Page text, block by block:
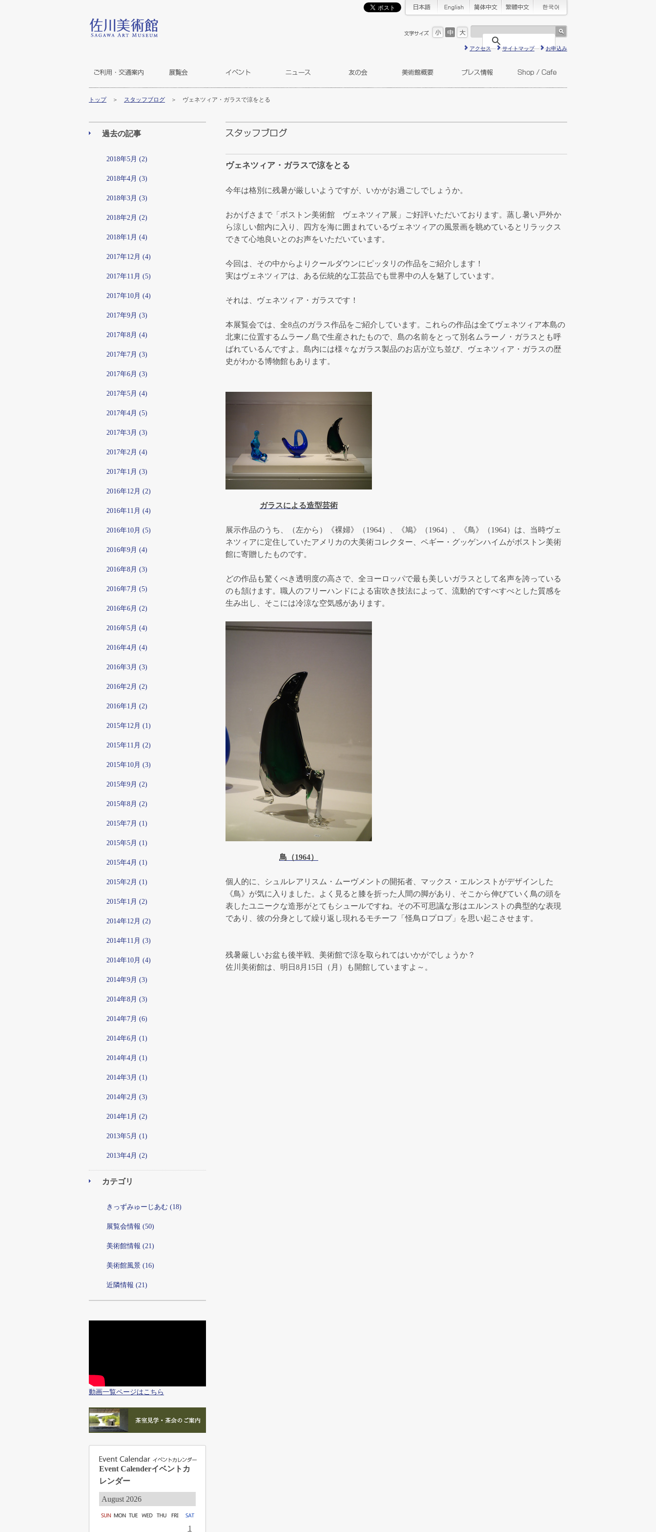
アクセス サイトマップ お申込み
トップ＞ スタッフブログ ＞ ヴェネツィア・ガラスで涼をとる
過去の記事
2018年5月 (2)
2018年4月 (3)
2018年3月 (3)
2018年2月 (2)
2018年1月 (4)
2017年12月 (4)
2017年11月 (5)
2017年10月 (4)
2017年9月 (3)
2017年8月 (4)
2017年7月 (3)
2017年6月 (3)
2017年5月 (4)
2017年4月 (5)
2017年3月 (3)
2017年2月 (4)
2017年1月 (3)
2016年12月 (2)
2016年11月 (4)
2016年10月 (5)
2016年9月 (4)
2016年8月 (3)
2016年7月 (5)
2016年6月 (2)
2016年5月 (4)
2016年4月 (4)
2016年3月 (3)
2016年2月 (2)
2016年1月 (2)
2015年12月 (1)
2015年11月 (2)
2015年10月 (3)
2015年9月 (2)
2015年8月 (2)
2015年7月 (1)
2015年5月 (1)
2015年4月 (1)
2015年2月 (1)
2015年1月 (2)
2014年12月 (2)
2014年11月 (3)
2014年10月 (4)
2014年9月 (3)
2014年8月 (3)
2014年7月 (6)
2014年6月 (1)
2014年4月 (1)
2014年3月 (1)
2014年2月 (3)
2014年1月 (2)
2013年5月 (1)
2013年4月 (2)
カテゴリ
きっずみゅーじあむ (18)
展覧会情報 (50)
美術館情報 (21)
美術館風景 (16)
近隣情報 (21)
動画一覧ページはこちら
Event Calenderイベントカ
レンダー
August 2026
1
ヴェネツィア・ガラスで涼をとる
今年は格別に残暑が厳しいようですが、いかがお過ごしでしょうか。
おかげさまで「ボストン美術館 ヴェネツィア展」ご好評いただいております。蒸し暑い戸外か
ら涼しい館内に入り、四方を海に囲まれているヴェネツィアの風景画を眺めているとリラックス
できて心地良いとのお声をいただいています。
今回は、その中からよりクールダウンにピッタリの作品をご紹介します！
実はヴェネツィアは、ある伝統的な工芸品でも世界中の人を魅了しています。
それは、ヴェネツィア・ガラスです！
本展覧会では、全8点のガラス作品をご紹介しています。これらの作品は全てヴェネツィア本島の
北東に位置するムラーノ島で生産されたもので、島の名前をとって別名ムラーノ・ガラスとも呼
ばれているんですよ。島内には様々なガラス製品のお店が立ち並び、ヴェネツィア・ガラスの歴
史がわかる博物館もあります。
ガラスによる造型芸術
展示作品のうち、（左から）《裸婦》（1964）、《鳩》（1964）、《鳥》（1964）は、当時ヴェ
ネツィアに定住していたアメリカの大美術コレクター、ペギー・グッゲンハイムがボストン美術
館に寄贈したものです。
どの作品も驚くべき透明度の高さで、全ヨーロッパで最も美しいガラスとして名声を誇っている
のも頷けます。職人のフリーハンドによる宙吹き技法によって、流動的ですべすべとした質感を
生み出し、そこには冷涼な空気感があります。
鳥（1964）
個人的に、シュルレアリスム・ムーヴメントの開拓者、マックス・エルンストがデザインした
《鳥》が気に入りました。よく見ると膝を折った人間の脚があり、そこから伸びていく鳥の頭を
表したユニークな造形がとてもシュールですね。その不可思議な形はエルンストの典型的な表現
であり、彼の分身として繰り返し現れるモチーフ「怪鳥ロプロプ」を思い起こさせます。
残暑厳しいお盆も後半戦、美術館で涼を取られてはいかがでしょうか？
佐川美術館は、明日8月15日（月）も開館していますよ～。